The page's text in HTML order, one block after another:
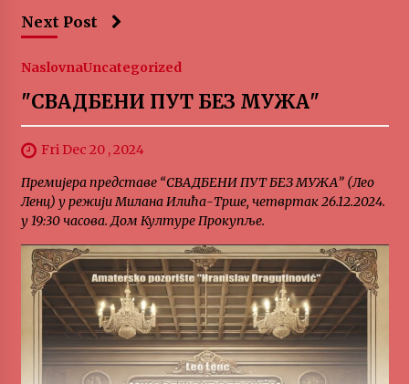
Next Post
NaslovnaUncategorized
"СВАДБЕНИ ПУТ БЕЗ МУЖА"
Fri Dec 20 , 2024
Премијера представе “СВАДБЕНИ ПУТ БЕЗ МУЖА” (Лео
Ленц) у режији Милана Илића-Трше, четвртак 26.12.2024.
у 19:30 часова. Дом Културе Прокупље.